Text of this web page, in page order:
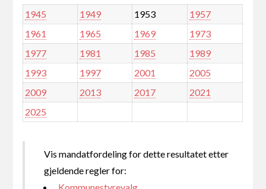
1945 1949 1953
1957
1961
1965 1969
1973
1977
1981 1985
1989
1993
1997 2001
2005
2009
2013 2017
2021
2025
Vis mandatfordeling for dette resultatet etter
gjeldende regler for: